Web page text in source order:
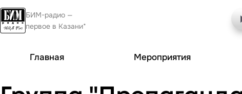
БИМ-радио —
первое в Казани*
Главная Мероприятия